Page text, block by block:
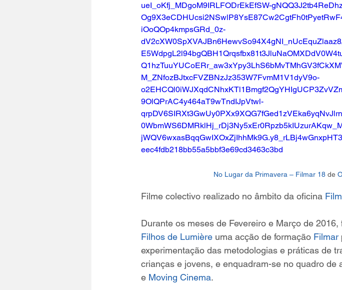
ueI_oKfj_MDgoM9IRLFODrEkEfSW-
iOoQOp4kmpsGRd_0z-
M_ZNfozBJtxcFVZBNzJz353W7FvmM1V1dyV9o-
9OlQPrAC4y464aT9wTndIJpVtwl-
eec4fdb218bb55a5bbf3e69cd3463c3bd
No Lugar da Primavera – Filmar 18 de
Filme colectivo realizado no âmbito da oficina
Durante os meses de Fevereiro e Março de
Filhos de Lumière uma acção de formação Filmar
experimentação das metodologias e práticas de
crianças e jovens, e enquadram-se no quadro de
e Moving Cinema.